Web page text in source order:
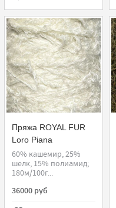
Пряжа ROYAL FUR
Loro Piana
60% кашемир, 25%
шелк, 15% полиамид;
180м/100г...
36000 руб